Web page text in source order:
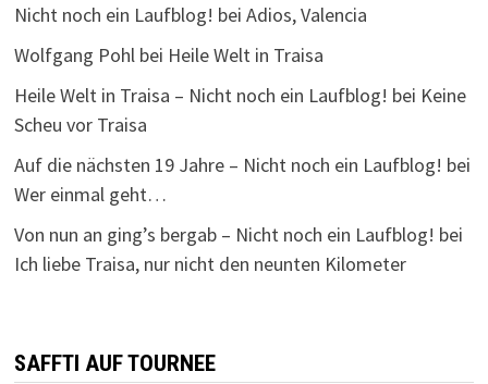
Nicht noch ein Laufblog! bei Adios, Valencia
Wolfgang Pohlbei Heile Welt in Traisa
Heile Welt in Traisa – Nicht noch ein Laufblog! bei Keine
Scheu vor Traisa
Auf die nächsten 19 Jahre – Nicht noch ein Laufblog! bei
Wer einmal geht…
Von nun an ging’s bergab – Nicht noch ein Laufblog! bei
Ich liebe Traisa, nur nicht den neunten Kilometer
SAFFTI AUF TOURNEE